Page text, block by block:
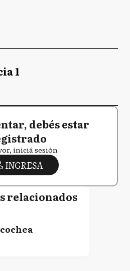
1
debés estar
iniciá sesión
INGRESA
relacionados